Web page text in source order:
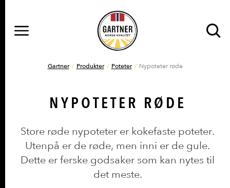
DU ER HER
Gartner Produkter Poteter Nypoteter røde
NYPOTETER RØDE
Store røde nypoteter er kokefaste poteter.
Utenpå er de røde, men inni er de gule.
Dette er ferske godsaker som kan nytes til
det meste.